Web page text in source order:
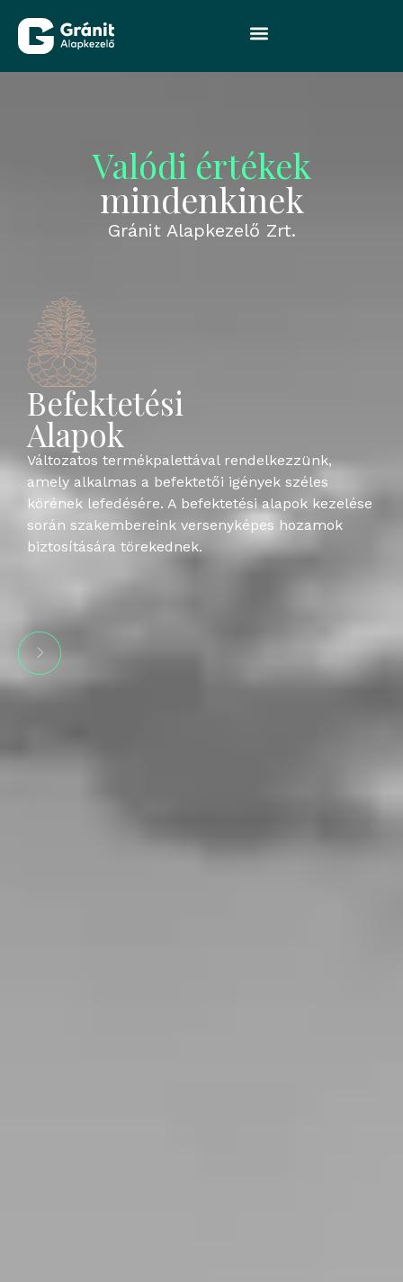
Valódi értékek
mindenkinek
Gránit Alapkezelő Zrt.
Befektetési
Alapok
Változatos termékpalettával rendelkezzünk,
amely alkalmas a befektetői igények széles
körének lefedésére. A befektetési alapok kezelése
során szakembereink versenyképes hozamok
biztosítására törekednek.